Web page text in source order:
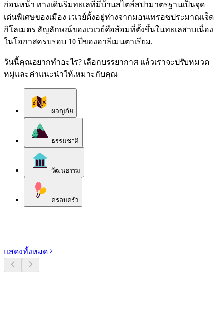
ก่อนหน้า ทางเดินริมทะเลที่มีบ้านสไตล์สปามาตรฐานเป็นจุด
เด่นพิเศษของเมือง เวเวย์ตั้งอยู่ห่างจากมอนเทรอซประมาณเจ็ด
กิโลเมตร สัญลักษณ์ของเวเวย์คือส้อมที่ตั้งขึ้นในทะเลสาบเนื่อง
ในโอกาสครบรอบ 10 ปีของอาลีเมนตาเรียม.
วันนี้คุณอยากทำอะไร? เลือกบรรยากาศ แล้วเราจะปรับหมวด
หมู่และคำแนะนำให้เหมาะกับคุณ
ผจญภัย
ธรรมชาติ
วัฒนธรรม
ครอบครัว
แสดงทั้งหมด